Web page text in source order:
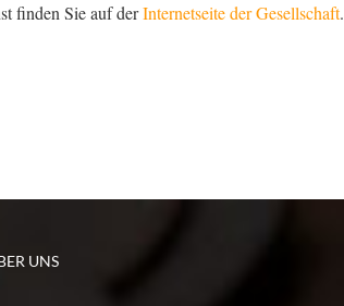
finden Sie auf derInternetseite der Gesellschaft.
UNS